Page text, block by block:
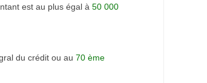
est au plus égal à 50 000
du crédit ou au 70 ème